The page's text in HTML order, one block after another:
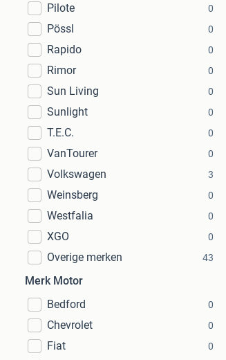
Pilote 0
Pössl 0
Rapido 0
Rimor 0
Sun Living 0
Sunlight 0
T.E.C. 0
VanTourer 0
Volkswagen 3
Weinsberg 0
Westfalia 0
XGO 0
Overige merken 43
Merk Motor
Bedford
0
Chevrolet 0
Fiat 0